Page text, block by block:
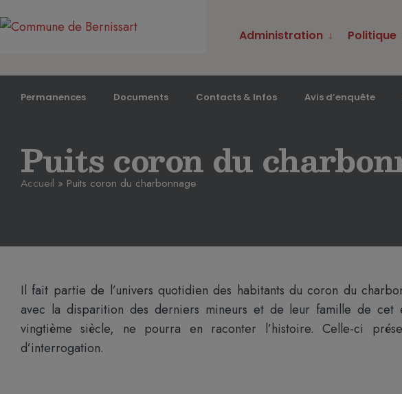
Administration Politique
Permanences Documents Contacts & Infos Avis d’enquête
Puits coron du
Accueil » Puits coron du charbonnage
Il fait partie de l’univers quotidien des habitants du coron du
avec la disparition des derniers mineurs et de leur famille de cet
vingtième siècle, ne pourra en raconter l’histoire. Celle-ci
d’interrogation.